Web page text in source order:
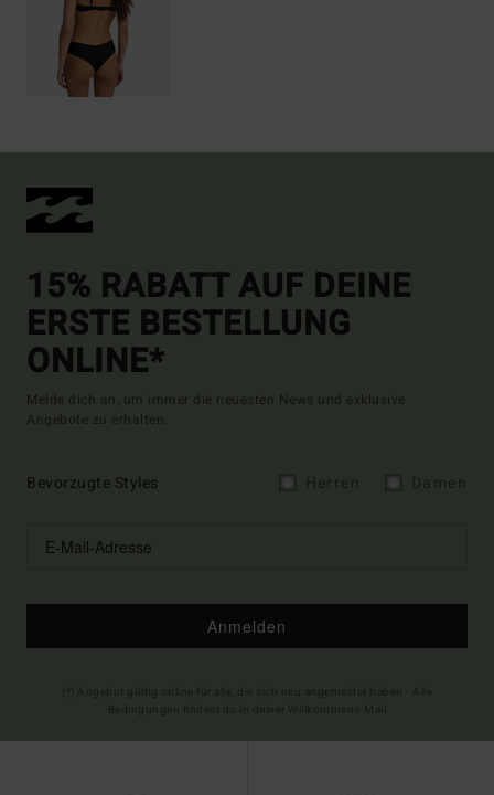
15% RABATT AUF DEINE
ERSTE BESTELLUNG
ONLINE*
Melde dich an, um immer die neuesten News und exklusive
Angebote zu erhalten.
Bevorzugte Styles
Anmelden